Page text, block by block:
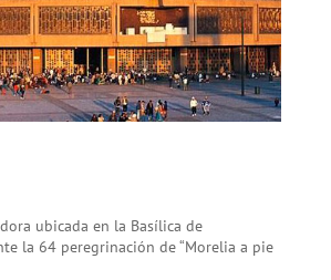
ubicada en la Basílica de
la 64 peregrinación de “Morelia a pie